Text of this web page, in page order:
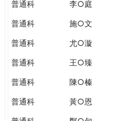
普通科
李○庭
普通科
施○文
普通科
尤○漩
普通科
王○臻
普通科
陳○榛
普通科
黃○恩